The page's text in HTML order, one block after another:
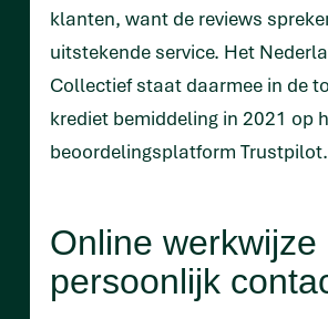
klanten, want de reviews
uitstekende service. Het
Collectief staat daarmee in de
krediet bemiddeling in 2021 op
beoordelingsplatform Trustpilot.
Online werkwijze
persoonlijk